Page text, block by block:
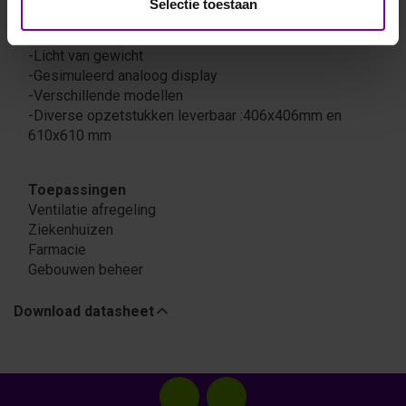
Selectie toestaan
-Meet zeer lage luchtvolumes
-Licht van gewicht
-Gesimuleerd analoog display
-Verschillende modellen
-Diverse opzetstukken leverbaar :406x406mm en
610x610 mm
Toepassingen
Ventilatie afregeling
Ziekenhuizen
Farmacie
Gebouwen beheer
Download datasheet